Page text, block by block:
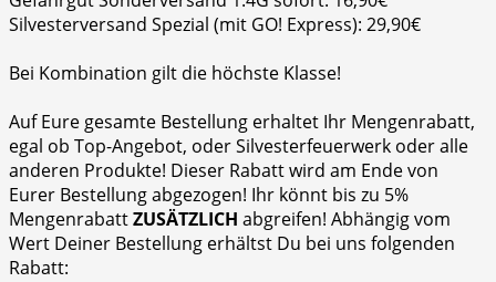
Silvesterversand Spezial (mit GO! Express): 29,90€
Bei Kombination gilt die höchste Klasse!
Auf Eure gesamte Bestellung erhaltet Ihr Mengenrabatt,
egal ob Top-Angebot, oder Silvesterfeuerwerk oder alle
anderen Produkte! Dieser Rabatt wird am Ende von
Eurer Bestellung abgezogen! Ihr könnt bis zu 5%
MengenrabattZUSÄTZLICH abgreifen! Abhängig vom
Wert Deiner Bestellung erhältst Du bei uns folgenden
Rabatt: